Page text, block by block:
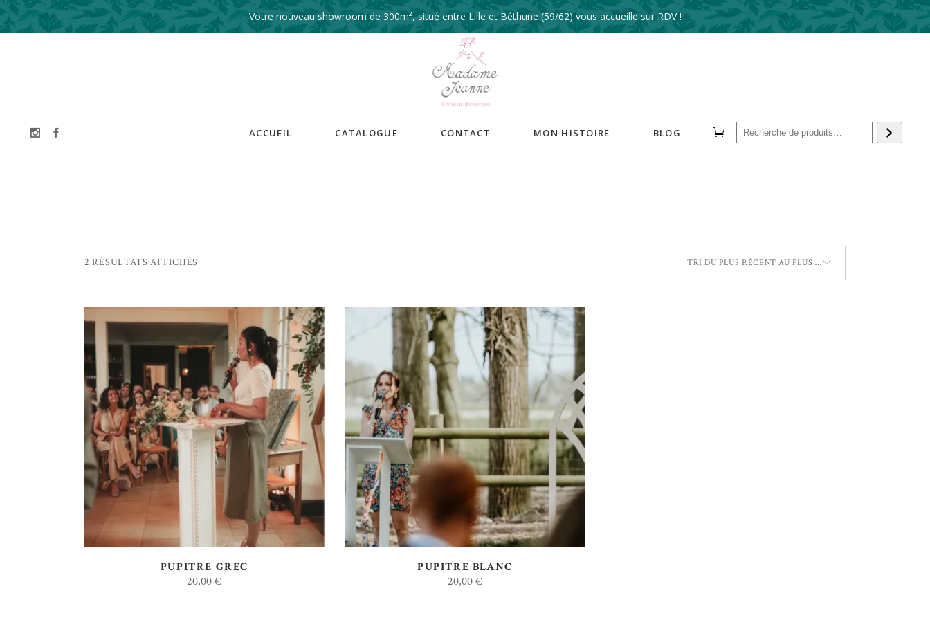
Votre nouveau showroom de 300m², situé entre Lille et Béthune (59/62) vous accueille sur RDV !
ACCUEIL CATALOGUE CONTACT MON HISTOIRE BLOG
2 RÉSULTATS AFFICHÉS TRI DU PLUS RÉCENT AU PLUS ANCIEN
AJOUTER AU DEVIS
PUPITRE GREC
20,00€
AJOUTER AU DEVIS
PUPITRE BLANC
20,00€